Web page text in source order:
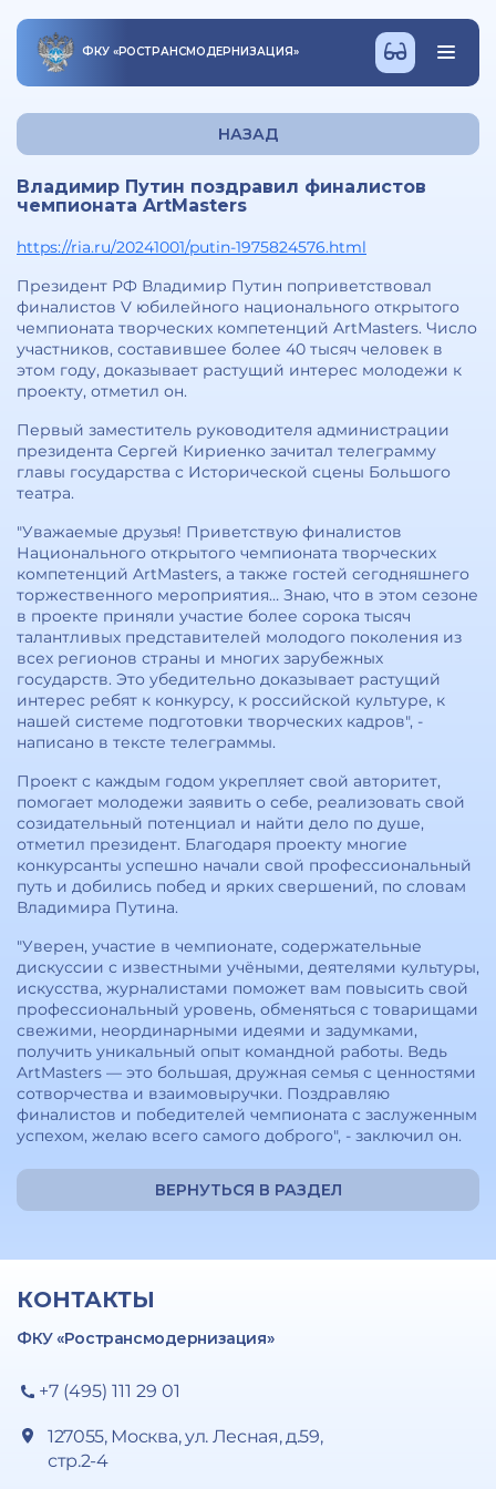
ФКУ «РОСТРАНСМОДЕРНИЗАЦИЯ»
НАЗАД
Владимир Путин поздравил финалистов
чемпионата ArtMasters
https://ria.ru/20241001/putin-1975824576.html
Президент РФ Владимир Путин поприветствовал
финалистов V юбилейного национального открытого
чемпионата творческих компетенций ArtMasters. Число
участников, составившее более 40 тысяч человек в
этом году, доказывает растущий интерес молодежи к
проекту, отметил он.
Первый заместитель руководителя администрации
президента Сергей Кириенко зачитал телеграмму
главы государства с Исторической сцены Большого
театра.
"Уважаемые друзья! Приветствую финалистов
Национального открытого чемпионата творческих
компетенций ArtMasters, а также гостей сегодняшнего
торжественного мероприятия… Знаю, что в этом сезоне
в проекте приняли участие более сорока тысяч
талантливых представителей молодого поколения из
всех регионов страны и многих зарубежных
государств. Это убедительно доказывает растущий
интерес ребят к конкурсу, к российской культуре, к
нашей системе подготовки творческих кадров", -
написано в тексте телеграммы.
Проект с каждым годом укрепляет свой авторитет,
помогает молодежи заявить о себе, реализовать свой
созидательный потенциал и найти дело по душе,
отметил президент. Благодаря проекту многие
конкурсанты успешно начали свой профессиональный
путь и добились побед и ярких свершений, по словам
Владимира Путина.
"Уверен, участие в чемпионате, содержательные
дискуссии с известными учёными, деятелями культуры,
искусства, журналистами поможет вам повысить свой
профессиональный уровень, обменяться с товарищами
свежими, неординарными идеями и задумками,
получить уникальный опыт командной работы. Ведь
ArtMasters — это большая, дружная семья с ценностями
сотворчества и взаимовыручки. Поздравляю
финалистов и победителей чемпионата с заслуженным
успехом, желаю всего самого доброго", - заключил он.
ВЕРНУТЬСЯ В РАЗДЕЛ
КОНТАКТЫ
ФКУ «Ространсмодернизация»
+7 (495) 111 29 01
127055, Москва, ул. Лесная, д.59,
стр.2-4